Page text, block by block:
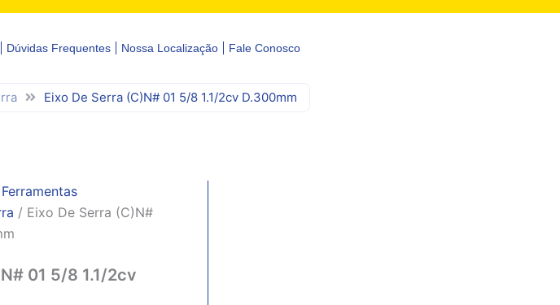
Dúvidas Frequentes Nossa Localização Fale Conosco
Eixo De Serra (C)N# 01 5/8 1.1/2cv D.300mm
Ferramentas
/ Eixo De Serra (C)N#
01 5/8 1.1/2cv